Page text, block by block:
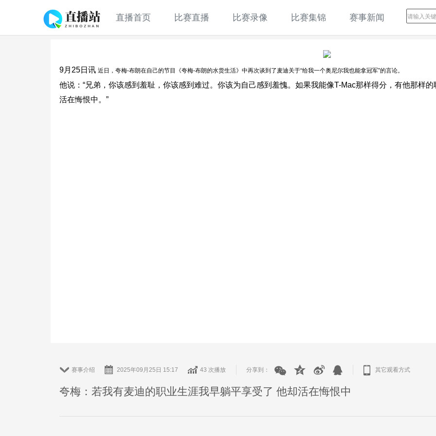
直播首页 比赛直播 比赛录像 比赛集锦 赛事新闻
9月25日讯 近日，夸梅-布朗在自己的节目《夸梅-布朗的水货生活》中再次谈到了麦迪关于“给我一个奥尼尔我也能拿冠军”的言论。
他说：“兄弟，你该感到羞耻，你该感到难过。你该为自己感到羞愧。如果我能像T-Mac那样得分，有他那样
活在悔恨中。”
赛事介绍 2025年09月25日 15:17 43 次播放 分享到： 其它观看方式
夸梅：若我有麦迪的职业生涯我早躺平享受了 他却活在悔恨中